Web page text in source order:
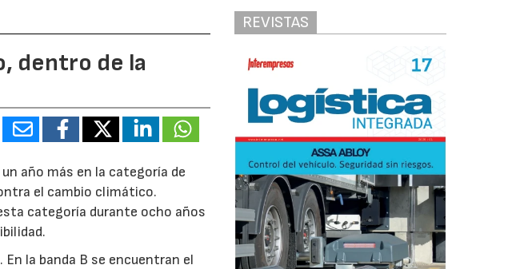
dentro de la
año más en la categoría de
el cambio climático.
categoría durante ocho años
la banda B se encuentran el
REVISTAS